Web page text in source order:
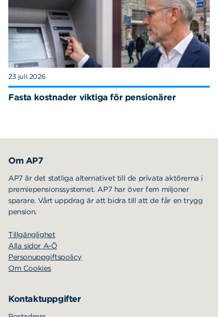
23 juli 2026
Fasta kostnader viktiga för pensionärer
Om AP7
AP7 är det statliga alternativet till de privata aktörerna i
premiepensionssystemet. AP7 har över fem miljoner
sparare. Vårt uppdrag är att bidra till att de får en trygg
pension.
Tillgänglighet
Alla sidor A-Ö
Personuppgiftspolicy
Om Cookies
Kontaktuppgifter